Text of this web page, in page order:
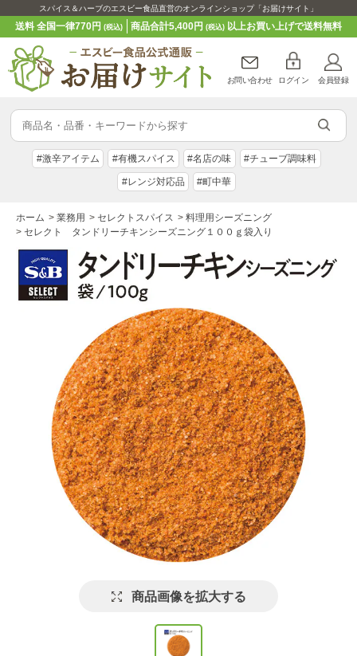
スパイス＆ハーブのエスビー食品直営のオンラインショップ「お届けサイト」
送料 全国一律770円(税込) 商品合計5,400円 (税込)以上お買い上げで送料無料
お問い合わせ ログイン 会員登録
#激辛アイテム #有機スパイス #名店の味 #チューブ調味料
#レンジ対応品 #町中華
ホーム > 業務用 > セレクトスパイス > 料理用シーズニング
> セレクト タンドリーチキンシーズニング１００ｇ袋入り
商品画像を拡大する